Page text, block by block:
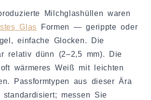
Milchglashüllen waren
Glas Formen — gerippte oder
einfache Glocken. Die
relativ dünn (2–2,5 mm). Die
wärmeres Weiß mit leichten
Passformtypen aus dieser Ära
messen Sie